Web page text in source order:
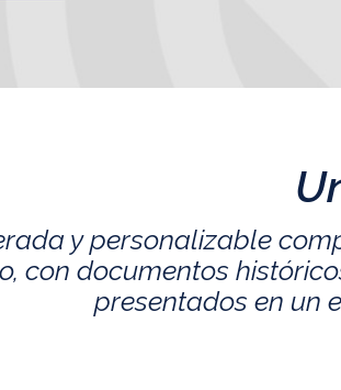
y personalizable
con documentos
presentados en un